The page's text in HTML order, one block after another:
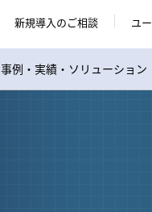
新規導入のご相談 ユ
事例・実績・ソリューション